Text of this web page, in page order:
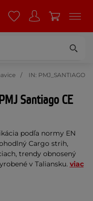
IN: PMJ_SANTIAGO
Santiago CE
podľa normy EN
Cargo strih,
trendy obnosený
v Taliansku. viac